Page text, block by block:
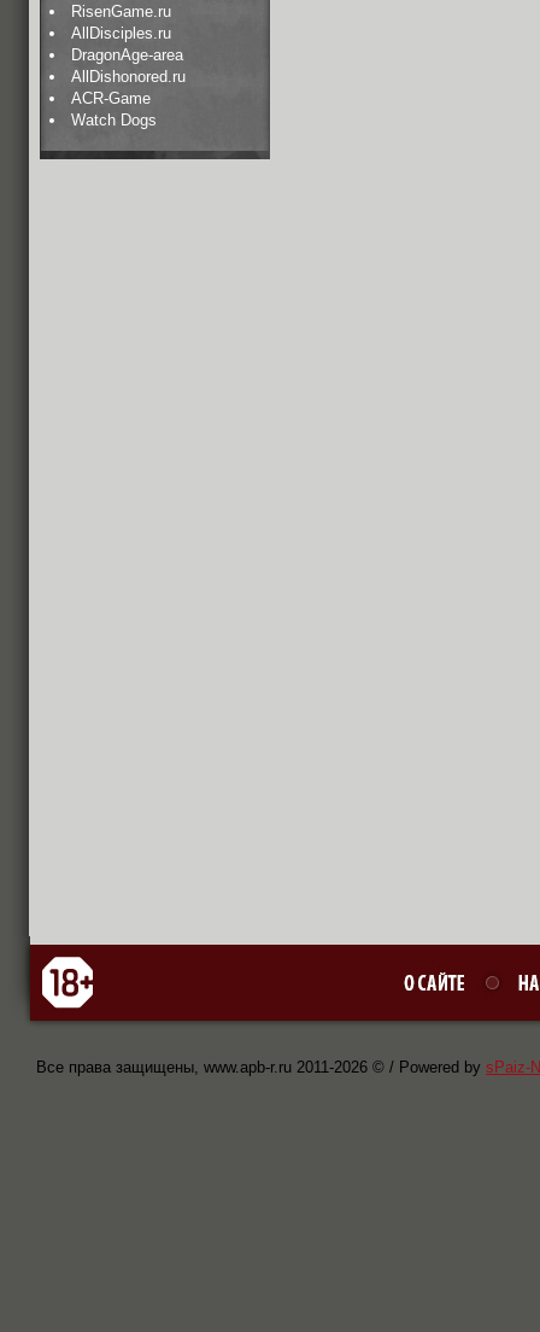
RisenGame.ru
AllDisciples.ru
DragonAge-area
AllDishonored.ru
ACR-Game
Watch Dogs
Все права защищены, www.apb-r.ru 2011-2026 © / Powered by sPaiz-